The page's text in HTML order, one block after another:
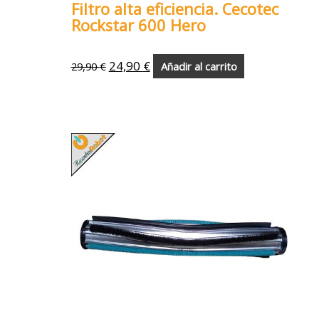
Filtro alta eficiencia. Cecotec
Rockstar 600 Hero
29,90€ 24,90 € Añadir al carrito